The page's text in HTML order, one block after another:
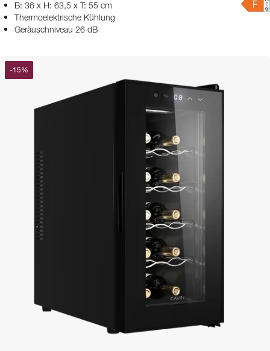
B: 36 x H: 63,5 x T: 55 cm
Thermoelektrische Kühlung
Geräuschniveau 26 dB
-15%